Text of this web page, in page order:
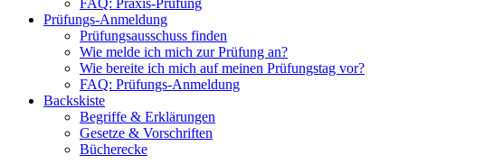
FAQ: Praxis-Prüfung
Prüfungs-Anmeldung
Prüfungsausschuss finden
Wie melde ich mich zur Prüfung an?
Wie bereite ich mich auf meinen Prüfungstag vor?
FAQ: Prüfungs-Anmeldung
Backskiste
Begriffe & Erklärungen
Gesetze & Vorschriften
Bücherecke